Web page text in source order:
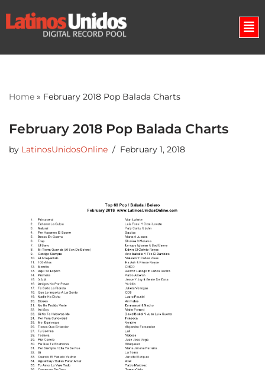
Skip
Home » February 2018 Pop Balada Charts
February 2018 Pop Balada Charts
by LatinosUnidosOnline February 1, 2018